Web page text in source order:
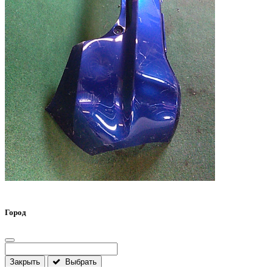
Город
Закрыть Выбрать